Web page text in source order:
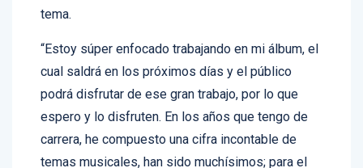
quien le causó mucha impresión el potencial del
“Estoy súper enfocado trabajando en mi álbum, el
cual saldrá en los próximos días y el público
podrá disfrutar de ese gran trabajo, por lo que
espero y lo disfruten. En los años que tengo de
carrera, he compuesto una cifra incontable de